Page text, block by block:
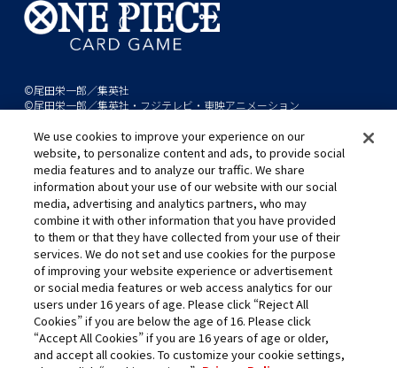
©尾田栄一郎／集英社
©尾田栄一郎／集英社・フジテレビ・東映アニメーション
このwebサイトに記載されているすべての画像・テキスト・データの無
断転用、転載をお断りします。
開発中につき、本サイトで使用している画像と実際の商品とは異なる場
合があります。
※AppleとAppleのロゴは、米国およびその他の国で登録されたApple
Inc.の商標です。
※Google Play および Google Play ロゴは、Google LLC の商標です。
キャリア採用
We use cookies to improve your experience on our
website, to personalize content and ads, to provide social
media features and to analyze our traffic. We share
information about your use of our website with our social
media, advertising and analytics partners, who may
combine it with other information that you have provided
to them or that they have collected from your use of their
services. We do not set and use cookies for the purpose
of improving your website experience or advertisement
or social media features or web access analytics for our
users under 16 years of age. Please click “Reject All
Cookies” if you are below the age of 16. Please click
“Accept All Cookies” if you are 16 years of age or older,
and accept all cookies. To customize your cookie settings,